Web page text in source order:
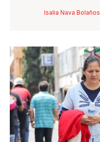
Isalia Nava Bolaños